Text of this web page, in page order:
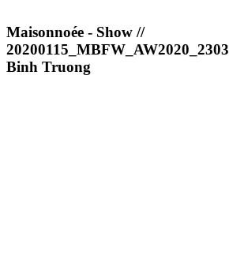
Maisonnoée - Show //
Binh Truong